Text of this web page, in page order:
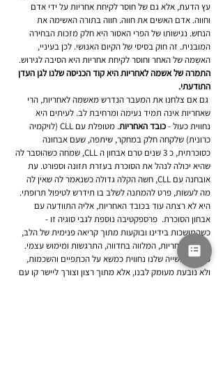
עץ הדעת, אלא גם של חוסר לקיחת אחריות על ידי אדם
וחווה. אדם האשים את חווה. חווה בתורה האשימה את
הנחש. נגישותו של הפרי האסור היא חלק מזכות הבחירה
המובנית. זה חוק בסיסי של הקיום האנושי. לכן בעיניי,
האשׇמה של האחר וחוסר לקיחת אחריות היא הסיבה לגירוש.
התמרה של אשמה לאחריות היא קוד הכניסה שלנו לגן העדן
התודעתי.
גם אם צלחנו את המעבר הנדרש מאשמה לאחריות, הרי
שאחריות אינה תמיד נעימה ומרחיבת לב. לעיתים היא
נחווית כעול - כובד האחריות
. מטופלת עם CLL (לויקמיה
כרונית) שלקחה חלק במחקר, שיתפה, שעם אבחונה
כסוכרתית, כ 3 שנים טרם אבחון ה CLL, שמחה כשהוסבר לה
שהיא יכולה לנהל את הסוכרת בעזרת תזונה וספורט. עת
אובחנה עם CLL, חשה הקלה גדולה כשנאמר לה שאין לה
מה לעשות, פרט להמתנה לשלב בו תידרש לטיפול תרופתי.
היא לא רצתה עוד בכובד האחריות, אליה התוודעה עם
אבחון הסוכרת.  פרספקטיבה נוספת לגבי סוגיה זו -
כשהמושכות בידינו ובוקעות מתוך קריאה פנימית של הלב,
הרי שזו אחריות, המלווה בחדווה, התרגשות ומימוש עצמי.
כאשר העשייה שלנו נחווית כמשא על הכתפיים והשכמות,
ולא נובעת מעומק לבנו, אלא מתוך רצון וצורך ליישר קו עם